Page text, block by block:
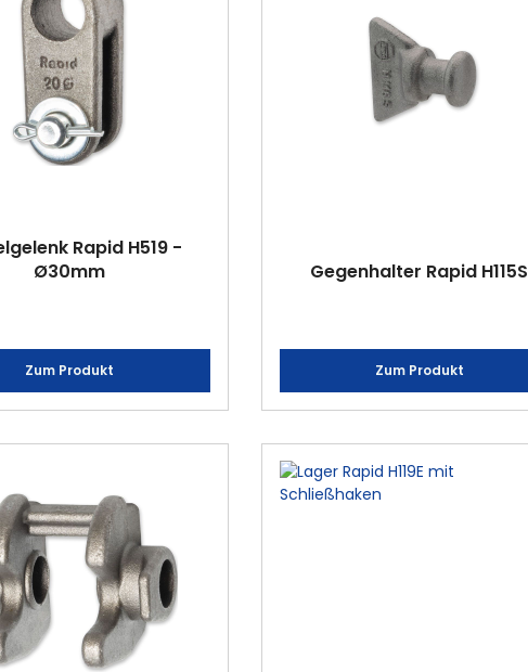
Rapid H519 -
Ø30mm
Zum Produkt
Gegenhalter Rapid H115S
Zum Produkt